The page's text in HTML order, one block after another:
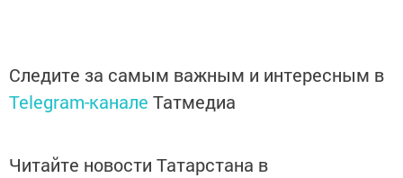
Следите за самым важным и интересным в
Telegram-канале Татмедиа
Читайте новости Татарстана в